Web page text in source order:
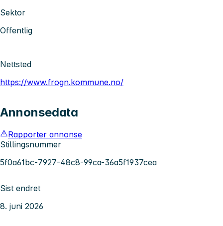
Sektor
Offentlig
Nettsted
https://www.frogn.kommune.no/
Annonsedata
Rapporter annonse
Stillingsnummer
5f0a61bc-7927-48c8-99ca-36a5f1937cea
Sist endret
8. juni 2026